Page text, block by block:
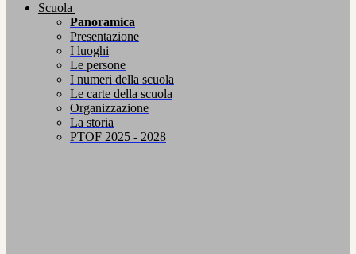
Scuola
Panoramica
Presentazione
I luoghi
Le persone
I numeri della scuola
Le carte della scuola
Organizzazione
La storia
PTOF 2025 - 2028